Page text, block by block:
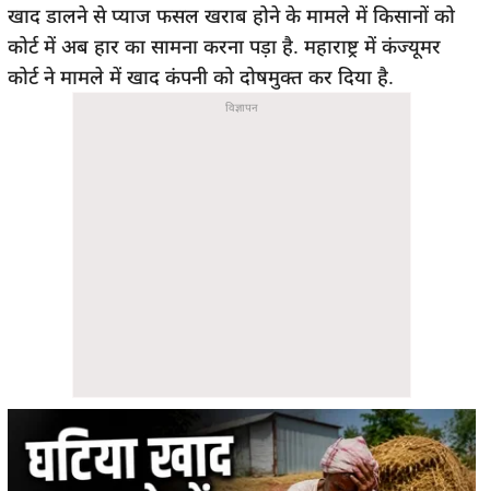
खाद डालने से प्याज फसल खराब होने के मामले में किसानों को
कोर्ट में अब हार का सामना करना पड़ा है. महाराष्ट्र में कंज्यूमर
कोर्ट ने मामले में खाद कंपनी को दोषमुक्त कर दिया है.